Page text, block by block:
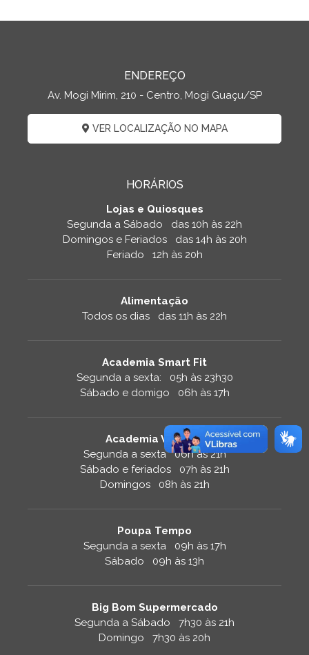
ENDEREÇO
Av. Mogi Mirim, 210 - Centro, Mogi Guaçu/SP
VER LOCALIZAÇÃO NO MAPA
HORÁRIOS
Lojas e Quiosques
Segunda a Sábado das 10h às 22h
Domingos e Feriados das 14h às 20h
Feriado 12h às 20h
Alimentação
Todos os dias das 11h às 22h
Academia Smart Fit
Segunda a sexta: 05h às 23h30
Sábado e domigo 06h às 17h
Academia Velocity
Segunda a sexta 06h às 21h
Sábado e feriados 07h às 21h
Domingos 08h às 21h
Poupa Tempo
Segunda a sexta 09h às 17h
Sábado 09h às 13h
Big Bom Supermercado
Segunda a Sábado 7h30 às 21h
Domingo 7h30 às 20h